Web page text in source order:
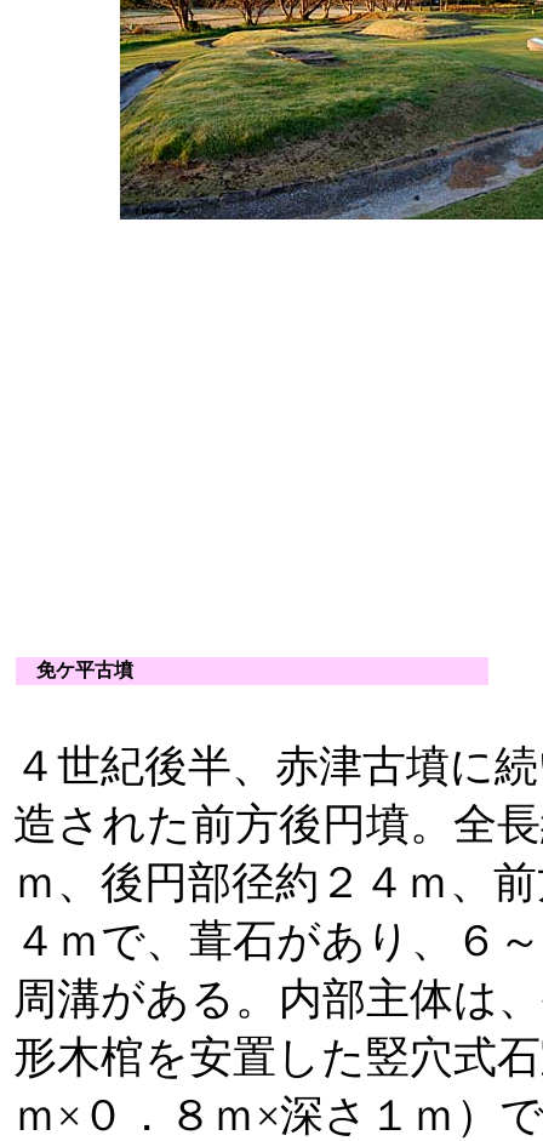
免ケ平古墳
４世紀後半、赤津古墳に
造された前方後円墳。全
ｍ、後円部径約２４ｍ、
４ｍで、葺石があり、６
周溝がある。内部主体は
形木棺を安置した竪穴式
ｍ×０．８ｍ×深さ１ｍ）